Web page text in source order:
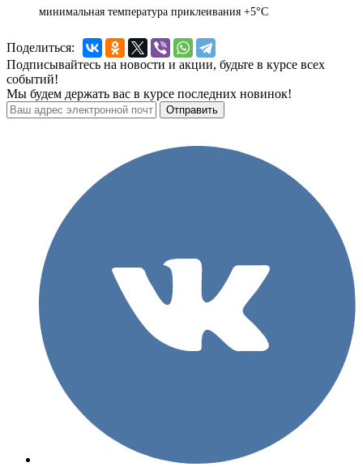
минимальная температура приклеивания +5°С
Поделиться:
Подписывайтесь на новости и акции, будьте в курсе всех
событий!
Мы будем держать вас в курсе последних новинок!